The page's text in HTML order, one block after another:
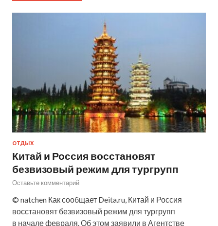
ОТДЫХ
Китай и Россия восстановят
безвизовый режим для тургрупп
Оставьте комментарий
© natchen Как сообщает Deita.ru, Китай и Россия
восстановят безвизовый режим для тургрупп
в начале февраля. Об этом заявили в Агентстве